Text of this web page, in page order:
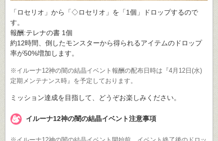
「ロセリオ」から「◇ロセリオ」を「1個」ドロップするので
す。
報酬:テレナの書 1個
約12時間、倒したモンスターから得られるアイテムのドロップ
率が50%増加します。
※イルーナ12神の闇の結晶イベント報酬の配布日時は『4月12日(水)
定期メンテナンス時』を予定しております。
ミッション達成を目指して、どうぞお楽しみください。
イルーナ12神の闇の結晶イベント注意事項